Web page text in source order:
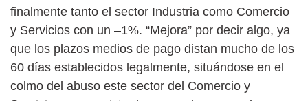
finalmente tanto el sector Industria como Comercio
y Servicios con un –1%. “Mejora” por decir algo, ya
que los plazos medios de pago distan mucho de los
60 días establecidos legalmente, situándose en el
colmo del abuso este sector del Comercio y